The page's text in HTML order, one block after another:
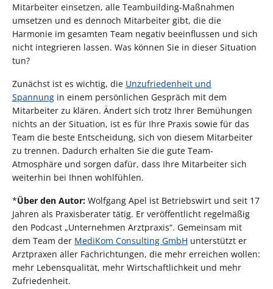
Mitarbeiter einsetzen, alle Teambuilding-Maßnahmen
umsetzen und es dennoch Mitarbeiter gibt, die die
Harmonie im gesamten Team negativ beeinflussen und sich
nicht integrieren lassen. Was können Sie in dieser Situation
tun?
Zunächst ist es wichtig, die Unzufriedenheit und
Spannung in einem persönlichen Gespräch mit dem
Mitarbeiter zu klären. Ändert sich trotz Ihrer Bemühungen
nichts an der Situation, ist es für Ihre Praxis sowie für das
Team die beste Entscheidung, sich von diesem Mitarbeiter
zu trennen. Dadurch erhalten Sie die gute Team-
Atmosphäre und sorgen dafür, dass Ihre Mitarbeiter sich
weiterhin bei Ihnen wohlfühlen.
*Über den Autor: Wolfgang Apel ist Betriebswirt und seit 17
Jahren als Praxisberater tätig. Er veröffentlicht regelmäßig
den Podcast „Unternehmen Arztpraxis“. Gemeinsam mit
dem Team der MediKom Consulting GmbH unterstützt er
Arztpraxen aller Fachrichtungen, die mehr erreichen wollen:
mehr Lebensqualität, mehr Wirtschaftlichkeit und mehr
Zufriedenheit.